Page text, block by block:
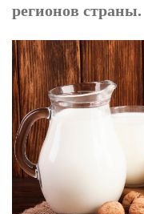
регионов страны.